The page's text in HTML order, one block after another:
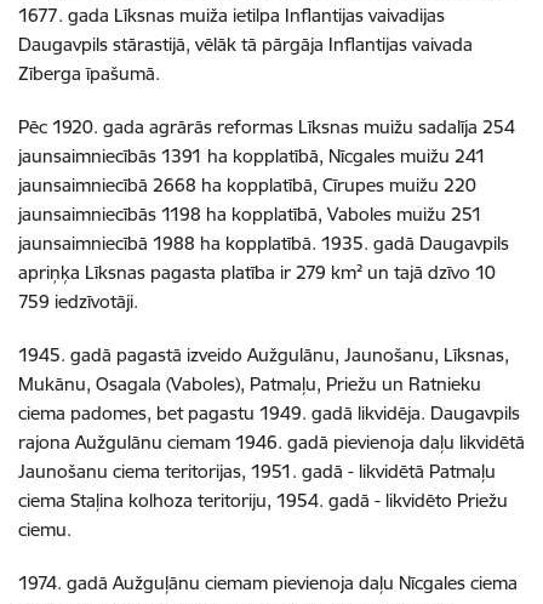
1677. gada Līksnas muiža ietilpa Inflantijas vaivadijas
Daugavpils stārastijā, vēlāk tā pārgāja Inflantijas vaivada
Zīberga īpašumā.
Pēc 1920. gada agrārās reformas Līksnas muižu sadalīja 254
jaunsaimniecībās 1391 ha kopplatībā, Nīcgales muižu 241
jaunsaimniecībā 2668 ha kopplatībā, Cīrupes muižu 220
jaunsaimniecībās 1198 ha kopplatībā, Vaboles muižu 251
jaunsaimniecībā 1988 ha kopplatībā. 1935. gadā Daugavpils
apriņķa Līksnas pagasta platība ir 279 km² un tajā dzīvo 10
759 iedzīvotāji.
1945. gadā pagastā izveido Aužgulānu, Jaunošanu, Līksnas,
Mukānu, Osagala (Vaboles), Patmaļu, Priežu un Ratnieku
ciema padomes, bet pagastu 1949. gadā likvidēja. Daugavpils
rajona Aužgulānu ciemam 1946. gadā pievienoja daļu likvidētā
Jaunošanu ciema teritorijas, 1951. gadā - likvidētā Patmaļu
ciema Staļina kolhoza teritoriju, 1954. gadā - likvidēto Priežu
ciemu.
1974. gadā Aužguļānu ciemam pievienoja daļu Nīcgales ciema